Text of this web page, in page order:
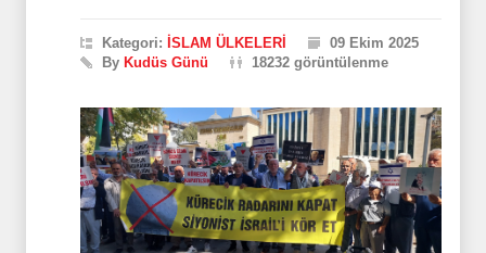
Kategori: İSLAM ÜLKELERİ
09 Ekim 2025
By Kudüs Günü 18232 görüntülenme